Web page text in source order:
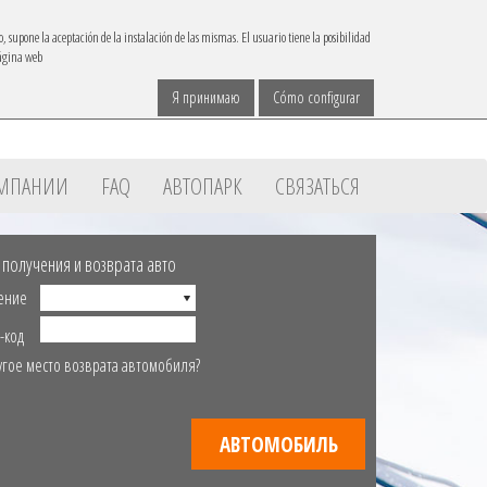
la aceptación de la instalación de las mismas. El usuario tiene la posibilidad
web
Cómo configurar
Я принимаю
FAQ АВТОПАРК СВЯЗАТЬСЯ
и возврата авто
место возврата автомобиля?
АВТОМОБИЛЬ